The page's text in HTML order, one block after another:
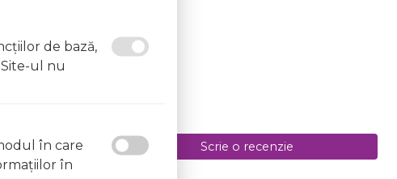
Scrie o recenzie
de bază,
ul nu
în care
în